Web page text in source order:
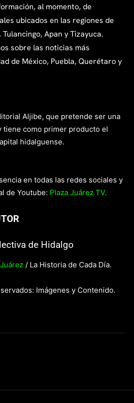
al momento, de
ubicados en las regiones de
Apan y Tizayuca.
sobre las noticias más
de México, Puebla, Querétaro y
Aljibe, que pretende ser una
tiene como primer producto el
hidalguense.
en todas las redes sociales y
de Youtube: Plaza Juárez TV.
de Hidalgo
/ La Historia de Cada Día.
Imágenes y Contenido.